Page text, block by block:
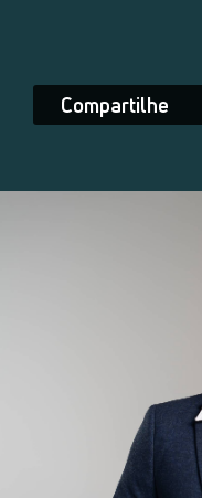
Compartilhe